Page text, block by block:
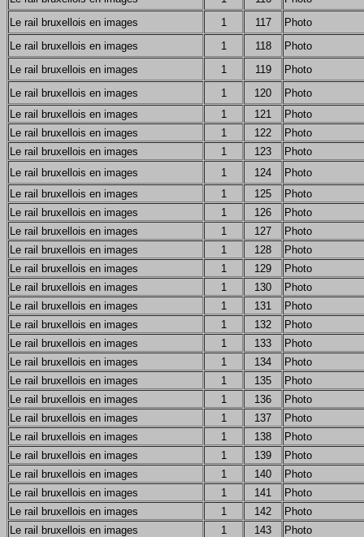
Le rail bruxellois en images
1 117
Photo
Le rail bruxellois en images
1 118
Photo
Le rail bruxellois en images
1 119
Photo
Le rail bruxellois en images
1 120
Photo
Le rail bruxellois en images
1 121
Photo
Le rail bruxellois en images
1 122
Photo
Le rail bruxellois en images
1 123
Photo
Le rail bruxellois en images
1 124
Photo
Le rail bruxellois en images
1 125
Photo
Le rail bruxellois en images
1 126
Photo
Le rail bruxellois en images
1 127
Photo
Le rail bruxellois en images
1 128
Photo
Le rail bruxellois en images
1 129
Photo
Le rail bruxellois en images
1 130
Photo
Le rail bruxellois en images
1 131
Photo
Le rail bruxellois en images
1 132
Photo
Le rail bruxellois en images
1 133
Photo
Le rail bruxellois en images
1 134
Photo
Le rail bruxellois en images
1 135
Photo
Le rail bruxellois en images
1 136
Photo
Le rail bruxellois en images
1 137
Photo
Le rail bruxellois en images
1 138
Photo
Le rail bruxellois en images
1 139
Photo
Le rail bruxellois en images
1 140
Photo
Le rail bruxellois en images
1 141
Photo
Le rail bruxellois en images
1 142
Photo
Le rail bruxellois en images
1 143
Photo